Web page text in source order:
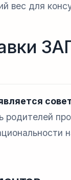
вес для
родителей